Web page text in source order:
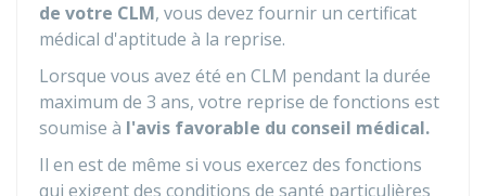
de votre CLM, vous devez fournir un certificat
médical d'aptitude à la reprise.
Lorsque vous avez été en CLM pendant la durée
maximum de 3 ans, votre reprise de fonctions est
soumise à l'avis favorable du conseil médical.
Il en est de même si vous exercez des fonctions
qui exigent des conditions de santé particulières